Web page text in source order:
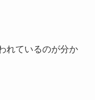
れているのが分か